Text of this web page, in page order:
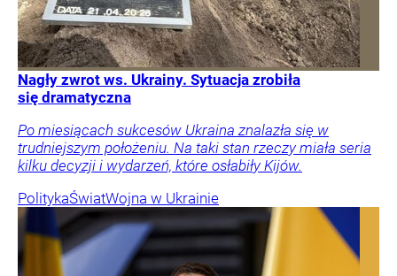
Nagły zwrot ws. Ukrainy. Sytuacja zrobiła
się dramatyczna
Po miesiącach sukcesów Ukraina znalazła się w
trudniejszym położeniu. Na taki stan rzeczy miała seria
kilku decyzji i wydarzeń, które osłabiły Kijów.
PolitykaŚwiatWojna w Ukrainie